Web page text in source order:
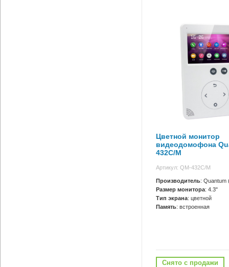
Цветной монитор
видеодомофона
432C/M
Артикул: QM-432C/M
Производитель:
Размер монитора: 4.3"
Тип экрана: цветной
Память: встроенная
Снято с продажи